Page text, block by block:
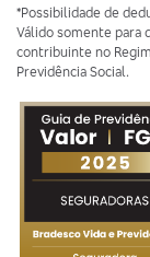
*Possibilidade de
Válido somente para
contribuinte no
Previdência Social.